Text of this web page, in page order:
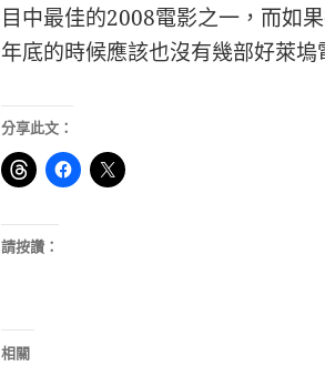
目中最佳的2008電影之一，而如
年底的時候應該也沒有幾部好萊塢
分享此文：
請按讚：
相關